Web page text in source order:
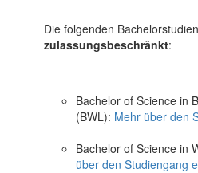
Die folgenden
zulassungsbeschränkt:
Bachelor of Science in
(BWL): Mehr über den
Bachelor of Science in
über den Studiengang